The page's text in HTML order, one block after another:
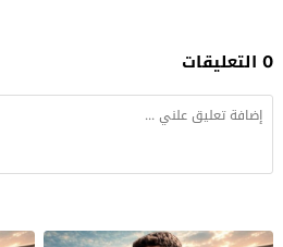
0 التعليقات